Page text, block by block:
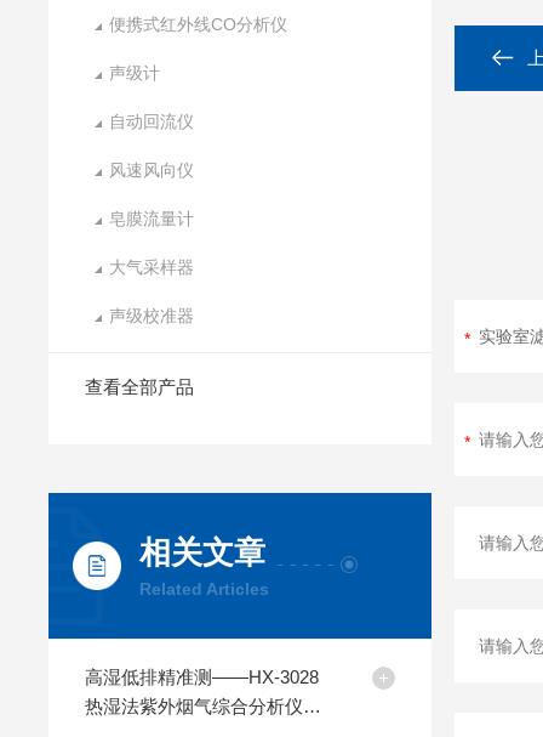
便携式红外线CO分析仪
声级计
自动回流仪
风速风向仪
皂膜流量计
大气采样器
声级校准器
查看全部产品
相关文章
Related Articles
高湿低排精准测——HX-3028
热湿法紫外烟气综合分析仪应